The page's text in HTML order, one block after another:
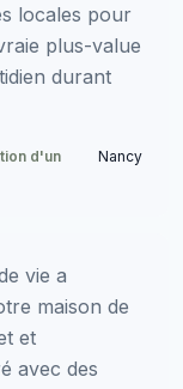
locales pour
plus-value
durant
d'un
Nancy
vie a
maison de
et
avec des